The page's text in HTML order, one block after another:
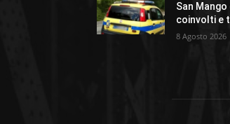
San
coinvolti e
8 Agosto 2026